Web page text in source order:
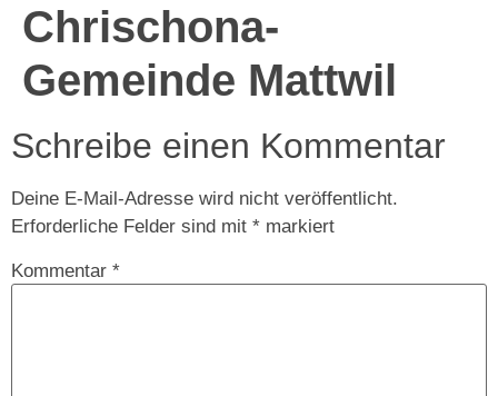
Chrischona-
Gemeinde Mattwil
Schreibe einen Kommentar
Deine E-Mail-Adresse wird nicht veröffentlicht.
Erforderliche Felder sind mit * markiert
Kommentar *